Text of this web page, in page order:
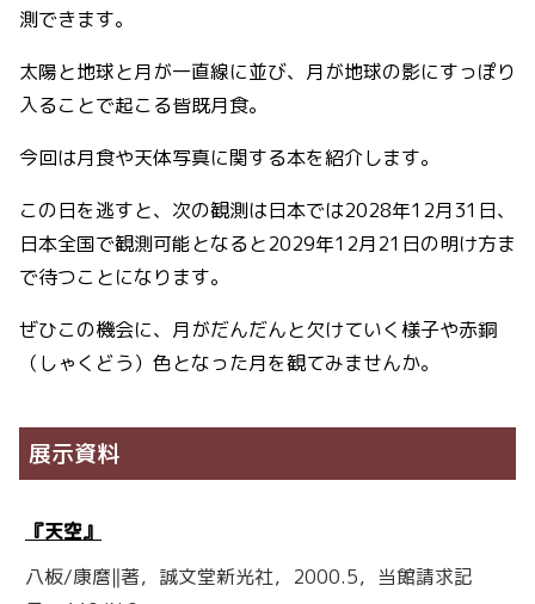
測できます。
太陽と地球と月が一直線に並び、月が地球の影にすっぽり
入ることで起こる皆既月食。
今回は月食や天体写真に関する本を紹介します。
この日を逃すと、次の観測は日本では2028年12月31日、
日本全国で観測可能となると2029年12月21日の明け方ま
で待つことになります。
ぜひこの機会に、月がだんだんと欠けていく様子や赤銅
（しゃくどう）色となった月を観てみませんか。
展示資料
『天空』
八板/康麿‖著，誠文堂新光社，2000.5，当館請求記